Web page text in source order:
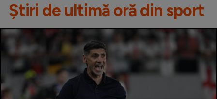
Știri de ultimă oră din sport